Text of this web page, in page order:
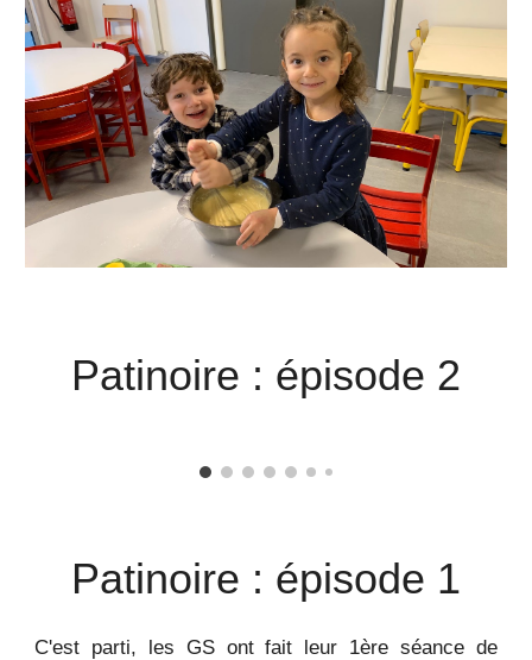
Patinoire : épisode 2
Patinoire : épisode 1
C'est parti, les GS ont fait leur 1ère séance de